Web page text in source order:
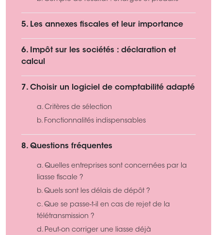
5. Les annexes fiscales et leur importance
6. Impôt sur les sociétés : déclaration et
calcul
7. Choisir un logiciel de comptabilité adapté
a. Critères de sélection
b. Fonctionnalités indispensables
8. Questions fréquentes
a. Quelles entreprises sont concernées par la
liasse fiscale ?
b. Quels sont les délais de dépôt ?
c. Que se passe-t-il en cas de rejet de la
télétransmission ?
d. Peut-on corriger une liasse déjà